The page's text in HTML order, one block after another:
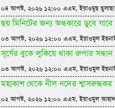
০৪ আগস্ট, ২০২৬ ১২:০০ এএম, ইয়াওমুছ ছুলাছা
ছয় মিনিটের জন্য অন্ধকারে ডুবে
০৩ আগস্ট, ২০২৬ ১২:০০ এএম, ইয়াওমুল
সূর্যের বুকে লুকিয়ে থাকা রুপার সন্ধান
০৩ আগস্ট, ২০২৬ ১২:০০ এএম, ইয়াওমুল
মহাকাশ থেকে নীল নদের শ্বাসরুদ্ধকর
০২ আগস্ট, ২০২৬ ১২:০০ এএম, ইয়াওমুল